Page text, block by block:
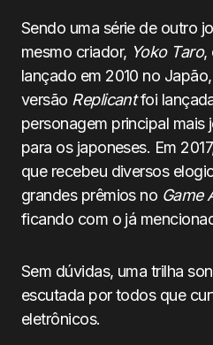
Sendo uma série de outro
mesmo criador, Yoko Taro,
lançado em 2010 no
versão Replicantfoi
personagem principal mais
para os japoneses. Em
que recebeu diversos
grandes prêmios no Game
ficando com o já
Sem dúvidas, uma trilha
escutada por todos que
eletrônicos.